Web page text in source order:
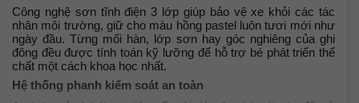
Cọc/cốt yên Hợp kim thép
Chiều cao phù hợp 1m10 - 1m20
Lưu ý
Thông số kỹ thuật có thể sẽ
Công nghệ sơn tĩnh điện 3 lớp giúp bảo vệ xe khỏi các tác
nhân môi trường, giữ cho màu hồng pastel luôn tươi mới như
ngày đầu.Từng mối hàn, lớp sơn hay góc nghiêng của ghi
đông đều được tính toán kỹ lưỡng để hỗ trợ bé phát triển thể
chất một cách khoa học nhất.
Hệ thống phanh kiểm soát an toàn